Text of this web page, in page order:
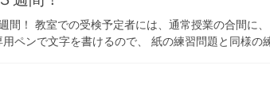
間！ 教室での受検予定者には、通常授業の合間に
用ペンで文字を書けるので、 紙の練習問題と同様の